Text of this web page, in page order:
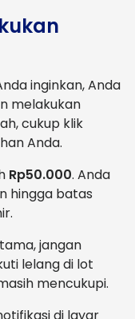
inginkan, Anda
melakukan
cukup klik
Anda.
Rp50.000. Anda
hingga batas
jangan
lelang di lot
mencukupi.